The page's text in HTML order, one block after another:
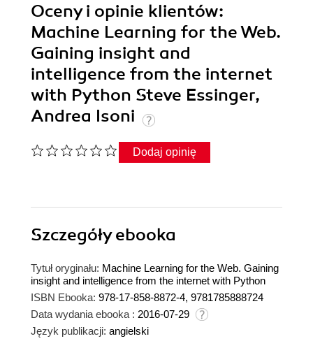
Oceny i opinie klientów:
Machine Learning for the Web.
Gaining insight and
intelligence from the internet
with Python Steve Essinger,
Andrea Isoni
Dodaj opinię
Szczegółyebooka
Tytuł oryginału: Machine Learning for the Web. Gaining
insight and intelligence from the internet with Python
ISBN Ebooka: 978-17-858-8872-4, 9781785888724
Data wydania ebooka : 2016-07-29
Język publikacji: angielski